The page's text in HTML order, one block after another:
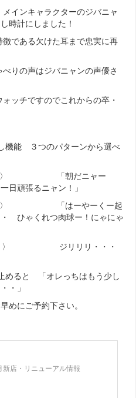
キャラクターのジバニャ
時計にしました！
欠けた耳まで忠実に再
はジバニャンの声優さ
すのでこれからの卒・
３つのパターンから選べ
「朝だニャー
頑張るニャン！」
「はーやーくー起
ひゃくれつ肉球ー！にゃにゃ
リリ・・・
「オレっちはもう少し
・」
めにご予約下さい。
店・リニューアル情報